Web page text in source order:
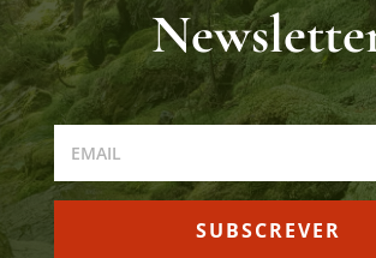
SUBSCREVER